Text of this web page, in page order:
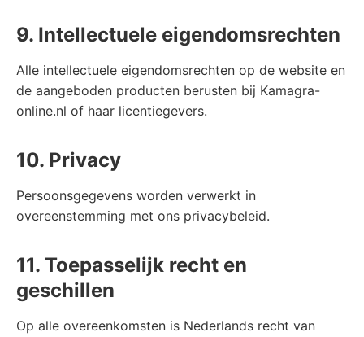
9. Intellectuele eigendomsrechten
Alle intellectuele eigendomsrechten op de website en
de aangeboden producten berusten bij Kamagra-
online.nl of haar licentiegevers.
10. Privacy
Persoonsgegevens worden verwerkt in
overeenstemming met ons privacybeleid.
11. Toepasselijk recht en
geschillen
Op alle overeenkomsten is Nederlands recht van